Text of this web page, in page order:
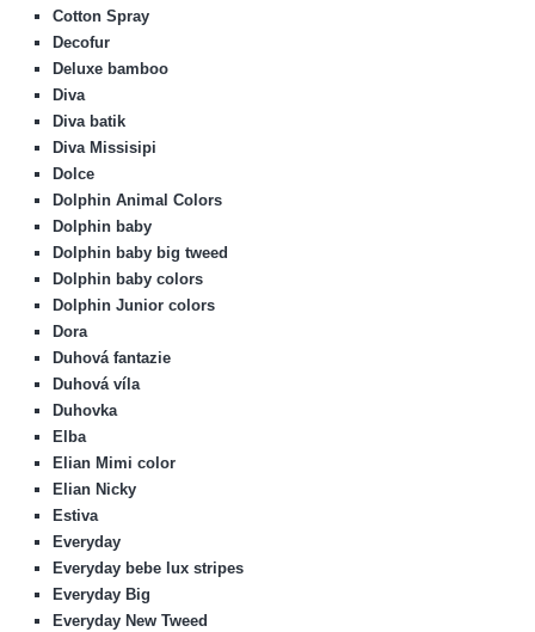
Cotton Spray
Decofur
Deluxe bamboo
Diva
Diva batik
Diva Missisipi
Dolce
Dolphin Animal Colors
Dolphin baby
Dolphin baby big tweed
Dolphin baby colors
Dolphin Junior colors
Dora
Duhová fantazie
Duhová víla
Duhovka
Elba
Elian Mimi color
Elian Nicky
Estiva
Everyday
Everyday bebe lux stripes
Everyday Big
Everyday New Tweed